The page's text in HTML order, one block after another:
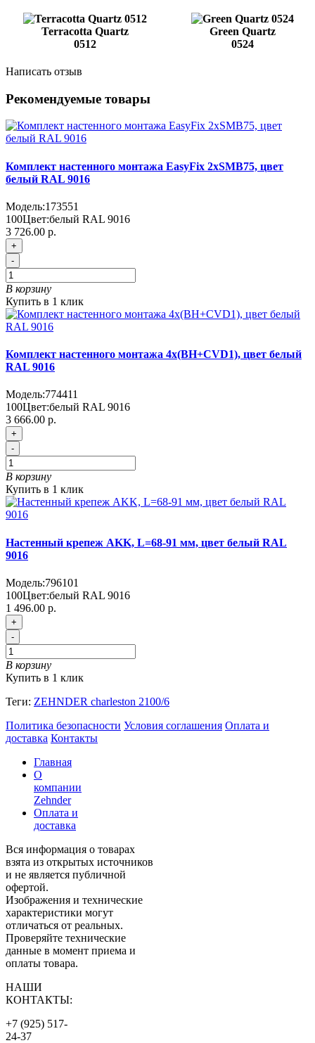
Terracotta Quartz
0512
Green Quartz
0524
Написать отзыв
Рекомендуемые товары
Комплект настенного монтажа EasyFix 2хSMB75, цвет
белый RAL 9016
Модель:173551
100Цвет:белый RAL 9016
3 726.00 р.
+
-
В корзину
Купить в 1 клик
Комплект настенного монтажа 4х(BH+CVD1), цвет белый
RAL 9016
Модель:774411
100Цвет:белый RAL 9016
3 666.00 р.
+
-
В корзину
Купить в 1 клик
Настенный крепеж AKK, L=68-91 мм, цвет белый RAL
9016
Модель:796101
100Цвет:белый RAL 9016
1 496.00 р.
+
-
В корзину
Купить в 1 клик
Теги: ZEHNDER charleston 2100/6
Политика безопасности Условия соглашения Оплата и
доставка Контакты
Главная
О
компании
Zehnder
Оплата и
доставка
Вся информация о товарах
взята из открытых источников
и не является публичной
офертой.
Изображения и технические
характеристики могут
отличаться от реальных.
Проверяйте технические
данные в момент приема и
оплаты товара.
НАШИ
КОНТАКТЫ:
+7 (925) 517-
24-37